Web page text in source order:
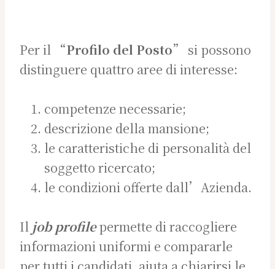
Per il “Profilo del Posto” si possono
distinguere quattro aree di interesse:
competenze necessarie;
descrizione della mansione;
le caratteristiche di personalità del
soggetto ricercato;
le condizioni offerte dall’Azienda.
Il job profile permette di raccogliere
informazioni uniformi e compararle